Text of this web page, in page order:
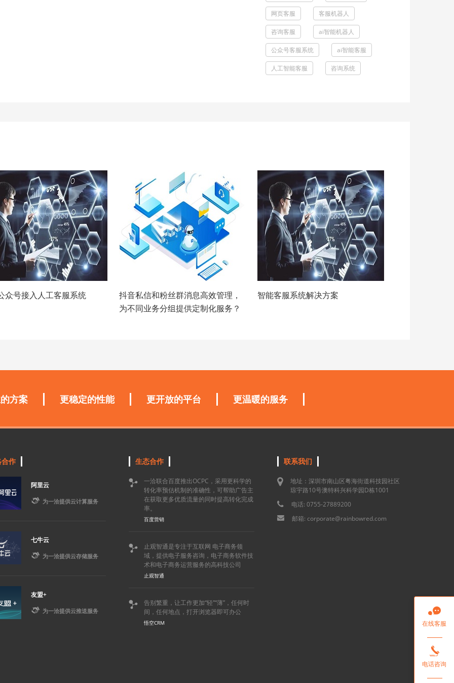
网页客服 客服机器人
咨询客服 ai智能机器人
公众号客服系统 ai智能客服
人工智能客服 咨询系统
众号接入人工客服系统
抖音私信和粉丝群消息高效管理，
为不同业务分组提供定制化服务？
智能客服系统解决方案
方案 更稳定的性能 更开放的平台 更温暖的服务
作
阿里云
 为一洽提供云计算服务
七牛云
 为一洽提供云存储服务
友盟+
 为一洽提供云推送服务
生态合作

一洽联合百度推出OCPC，采用更科学的
转化率预估机制的准确性，可帮助广告主
在获取更多优质流量的同时提高转化完成
率。
百度营销

止观智通是专注于互联网 电子商务领
域，提供电子服务咨询，电子商务软件技
术和电子商务运营服务的高科技公司
止观智通

告别繁重，让工作更加“轻”“薄”，任何时
间，任何地点，打开浏览器即可办公
悟空CRM
联系我们
地址：深圳市南山区粤海街道科技园社区
琼宇路10号澳特科兴科学园D栋1001
电话: 0755-27889200
邮箱: corporate@rainbowred.com

在线客服

电话咨询